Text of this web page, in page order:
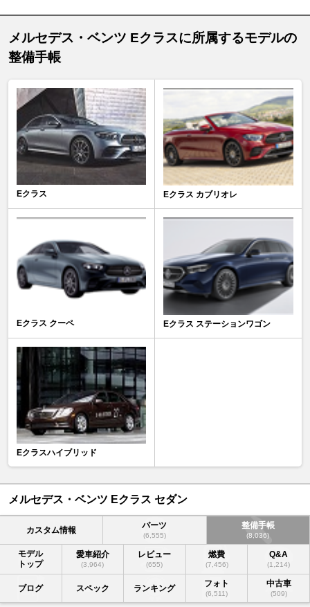
メルセデス・ベンツ Eクラスに所属するモデルの
整備手帳
Eクラス Eクラス カブリオレ
Eクラス クーペ Eクラス ステーションワゴン
Eクラスハイブリッド
メルセデス・ベンツ Eクラス セダン
カスタム情報 パーツ
(6,555)
整備手帳
(8,036)
モデル
トップ
愛車紹介
(3,964)
レビュー
(655)
燃費
(7,456)
Q&A
(1,214)
ブログ スペック ランキング フォト
(6,511)
中古車
(509)